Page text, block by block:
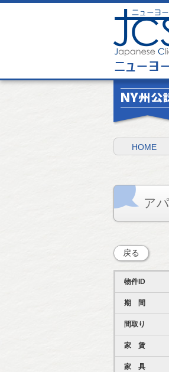
HOME
ア
戻る
物件ID
期 間
間取り
家 賃
家 具